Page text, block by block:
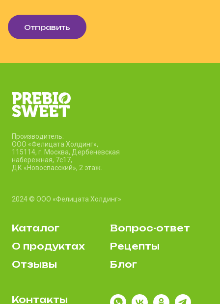
Отправить
Производитель:
ООО «Фелицата Холдинг»,
115114, г. Москва, Дербеневская
набережная, 7c17,
ДК «Новоспасский», 2 этаж.
2024 © ООО «Фелицата Холдинг»
Каталог
О продуктах
Отзывы
Вопрос-ответ
Рецепты
Блог
Контакты